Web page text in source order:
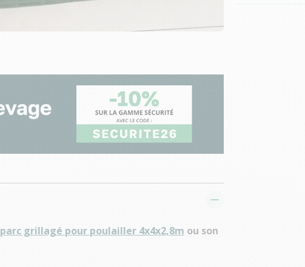
parc grillagé pour poulailler 4x4x2,8m ou son